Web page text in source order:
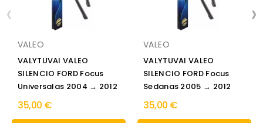
VALEO
VALYTUVAI VALEO
SILENCIO FORD Focus
Universalas 2004 → 2012
35,00 €
VALEO
VALYTUVAI VALEO
SILENCIO FORD Focus
Sedanas 2005 → 2012
35,00 €
‹ ›